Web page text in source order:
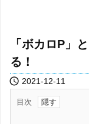
「ボカロP」
る！
 2021-12-11
目次